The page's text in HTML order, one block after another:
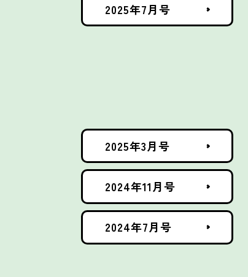
2025年7月号
2025年3月号
2024年11月号
2024年7月号